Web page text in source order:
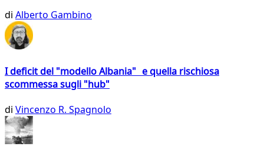
di Alberto Gambino
I deficit del "modello Albania" e quella rischiosa
scommessa sugli "hub"
di Vincenzo R. Spagnolo